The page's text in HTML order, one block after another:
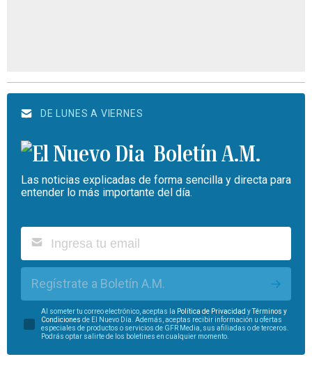
DE LUNES A VIERNES
Boletín A.M.
Las noticias explicadas de forma sencilla y directa para
entender lo más importante del día.
Regístrate a Boletín A.M.
Al someter tu correo electrónico, aceptas la Política de Privacidad yTérminos y
Condiciones de El Nuevo Día. Además, aceptas recibir información u ofertas
especiales de productos o servicios de GFR Media, sus afiliadas o de terceros.
Podrás optar salirte de los boletines en cualquier momento.